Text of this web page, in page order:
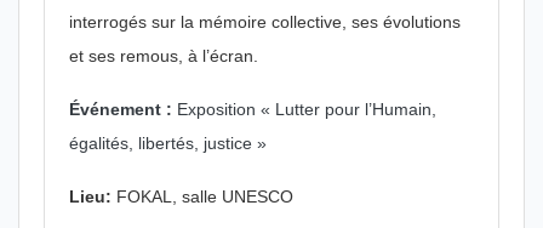
interrogés sur la mémoire collective, ses évolutions
et ses remous, à l’écran.
Événement : Exposition « Lutter pour l’Humain,
égalités, libertés, justice »
Lieu: FOKAL, salle UNESCO